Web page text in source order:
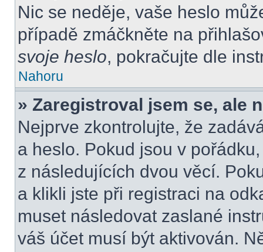
Nic se neděje, vaše heslo
případě zmáčkněte na
svoje heslo, pokračujte dle
Nahoru
» Zaregistroval jsem se, ale
Nejprve zkontrolujte, že
a heslo. Pokud jsou v
z následujících dvou věcí.
a klikli jste při registraci na
muset následovat zaslané
váš účet musí být aktivován.